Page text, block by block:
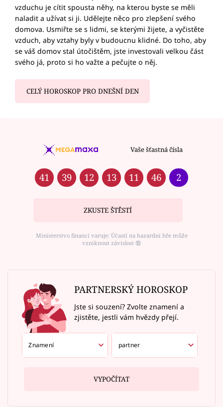
vzduchu je cítit spousta něhy, na kterou byste se měli
naladit a užívat si ji. Udělejte něco pro zlepšení svého
domova. Usmiřte se s lidmi, se kterými žijete, a vyčistěte
vzduch, aby vztahy byly v budoucnu klidné. Do toho, aby
se váš domov stal útočištěm, jste investovali velkou část
svého já, proto si ho važte a pečujte o něj.
CELÝ HOROSKOP PRO DNEŠNÍ DEN
Vaše šťastná čísla
41 39 12 13 11 46 2
ZKUSTE ŠTĚSTÍ
Ministerstvo financí varuje: Účastí na hazardní hře může
vzniknout závislost ⑱
PARTNERSKÝ HOROSKOP
Jste si souzení? Zvolte znamení a
zjistěte, jestli vám hvězdy přejí.
VYPOČÍTAT